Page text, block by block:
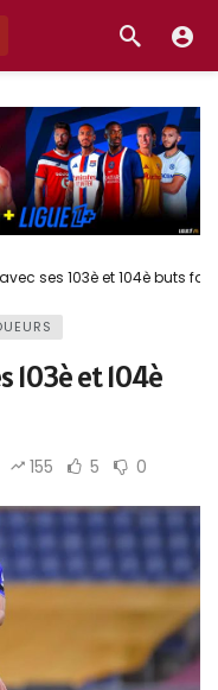
ses 103è et 104è buts
103è et 104è
155 5 0